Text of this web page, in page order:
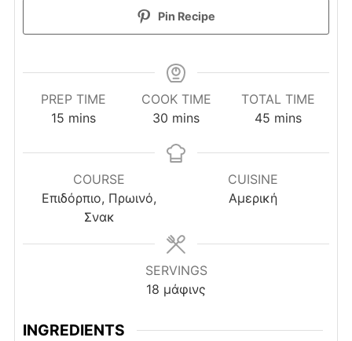
Pin Recipe
PREP TIME
15 minutes
mins
COOK TIME
30 minutes
mins
TOTAL TIME
45 minutes
mins
COURSE
Επιδόρπιο, Πρωινό,
Σνακ
CUISINE
Αμερική
SERVINGS
18 μάφινς
INGREDIENTS